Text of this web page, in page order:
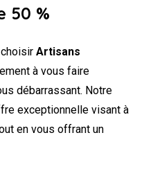
50 %
Artisans
à vous faire
débarrassant. Notre
exceptionnelle visant à
en vous offrant un